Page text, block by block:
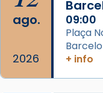
2 weeks ago
Aquest dilluns,
missa d’acció
comitè
col·laboradors,
ago.
2026
09:00
Plaça
+ info